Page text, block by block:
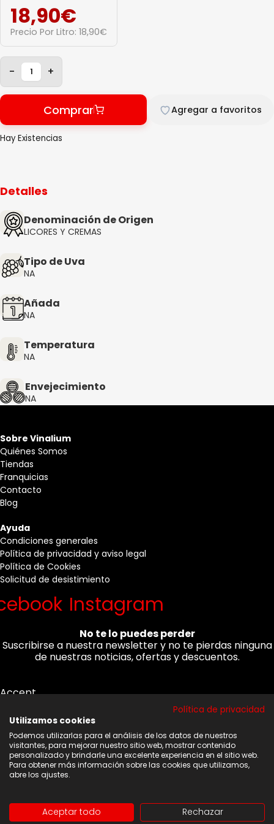
18,90€
Precio Por Litro: 18,90€
- +
Comprar Agregar a favoritos
Hay Existencias
Detalles
Denominación de Origen
LICORES Y CREMAS
Tipo de Uva
NA
Añada
NA
Temperatura
NA
Envejecimiento
NA
Sobre Vinalium
Quiénes Somos
Tiendas
Franquicias
Contacto
Blog
Ayuda
Condiciones generales
Política de privacidad y aviso legal
Política de Cookies
Solicitud de desistimiento
Instagram
No te lo puedes perder
Suscribirse a nuestra newsletter y no te pierdas ninguna
de nuestras noticias, ofertas y descuentos.
Accept
Suscribirse
Política de privacidad
Utilizamos cookies
Podemos utilizarlas para el análisis de los datos de nuestros
visitantes, para mejorar nuestro sitio web, mostrar contenido
personalizado y brindarle una excelente experiencia en el sitio web.
Para obtener más información sobre las cookies que utilizamos,
abre los ajustes.
Aceptar todo Rechazar